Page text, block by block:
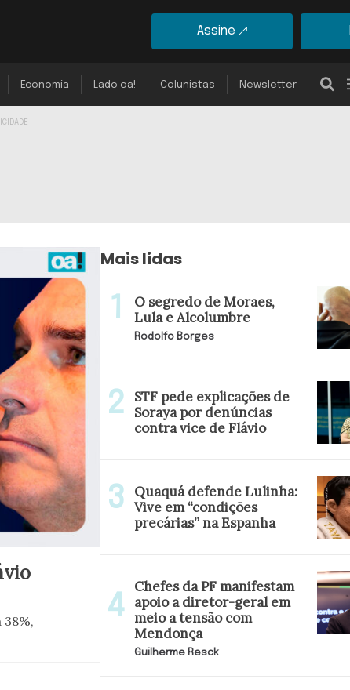
Assine
Economia Lado oa! Colunistas Newsletter
Mais lidas
O segredo de Moraes,
Lula e Alcolumbre
Rodolfo Borges
STF pede explicações de
Soraya por denúncias
contra vice de Flávio
Quaquá defende Lulinha:
Vive em “condições
precárias” na Espanha
Chefes da PF manifestam
apoio a diretor-geral em
meio a tensão com
Mendonça
Guilherme Resck